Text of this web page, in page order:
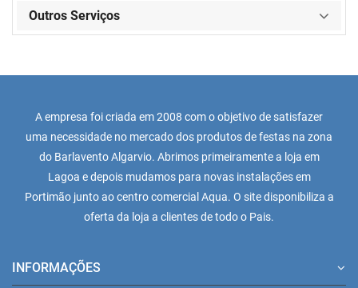
Outros Serviços
A empresa foi criada em 2008 com o objetivo de satisfazer
uma necessidade no mercado dos produtos de festas na zona
do Barlavento Algarvio. Abrimos primeiramente a loja em
Lagoa e depois mudamos para novas instalações em
Portimão junto ao centro comercial Aqua. O site disponibiliza a
oferta da loja a clientes de todo o Pais.
INFORMAÇÕES